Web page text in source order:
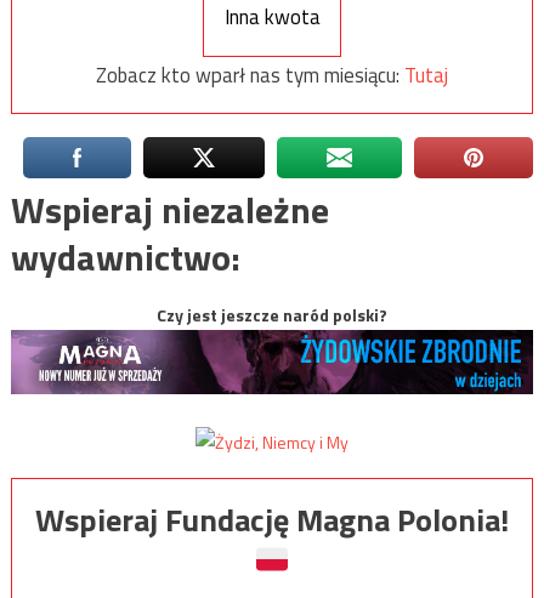
Inna kwota
Zobacz kto wparł nas tym miesiącu: Tutaj
Wspieraj niezależne
wydawnictwo:
Czy jest jeszcze naród polski?
Wspieraj Fundację Magna Polonia!